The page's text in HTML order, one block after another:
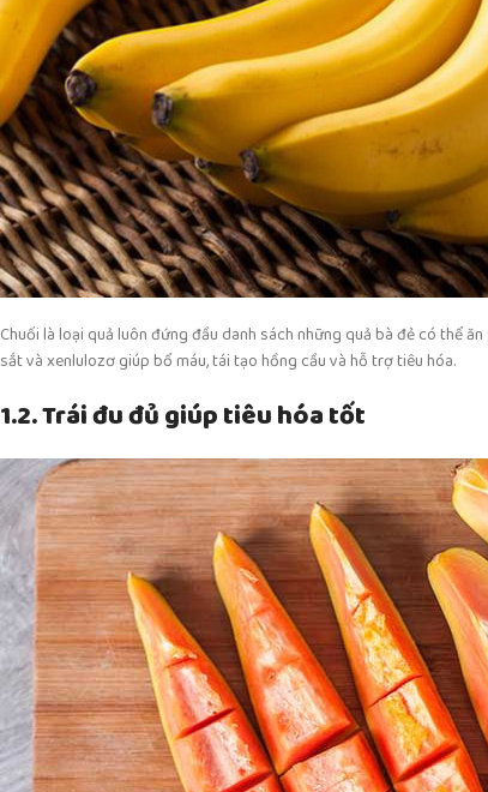
Chuối là loại quả luôn đứng đầu danh sách những quả bà đẻ có thể
sắt và xenlulozơ giúp bổ máu, tái tạo hồng cầu và hỗ trợ tiêu hóa.
1.2. Trái đu đủ giúp tiêu hóa tốt